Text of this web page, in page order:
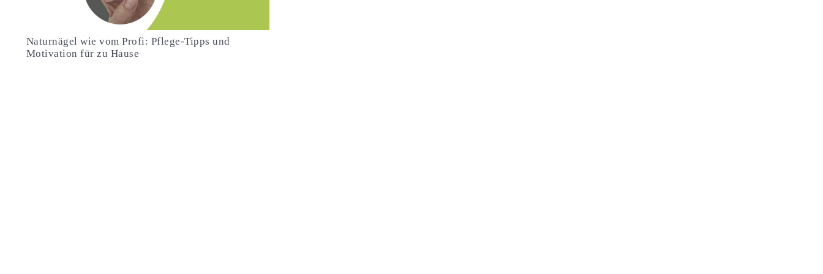
Naturnägel wie vom Profi: Pflege-Tipps und
Motivation für zu Hause